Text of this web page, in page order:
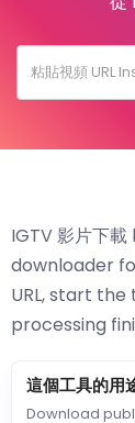
IGTV 影片下
downloader
URL, start
processing
這個工具的用
Download